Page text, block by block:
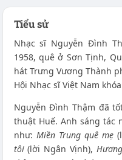
Tiểu sử
Nhạc sĩ Nguyễn Đình
1958, quê ở Sơn Tịnh,
hát Trưng Vương Thành
Hội Nhạc sĩ Việt Nam
Nguyễn Đình Thậm đã
thuật Huế. Anh sáng tác
như: Miền Trung quê mẹ
tôi(lời Ngân Vịnh),